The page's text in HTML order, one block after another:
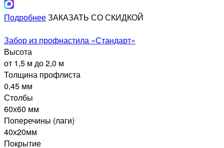
ПодробнееЗАКАЗАТЬ СО СКИДКОЙ
Забор из профнастила «Стандарт»
Высота
от 1,5 м до 2,0 м
Толщина профлиста
0,45 мм
Столбы
60х60 мм
Поперечины (лаги)
40х20мм
Покрытие